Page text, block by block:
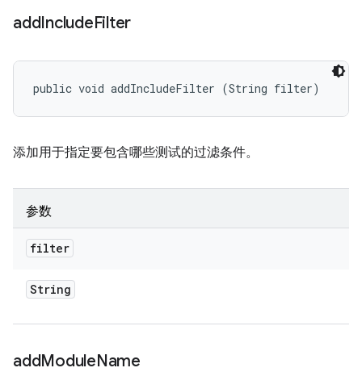
addIncludeFilter
public void addIncludeFilter (String filter)
添加用于指定要包含哪些测试的过滤条件。
参数
filter
String
addModuleName